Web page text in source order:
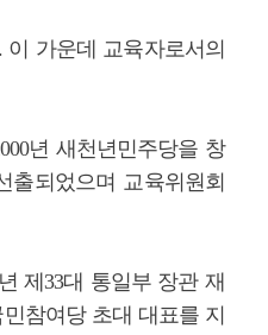
가운데 교육자로서의
년 새천년민주당을 창
출되었으며 교육위원회
제33대 통일부 장관 재
참여당 초대 대표를 지